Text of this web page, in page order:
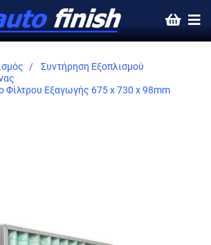
Συντήρηση Εξοπλισμού
Φίλτρου Εξαγωγής 675 x 730 x 98mm